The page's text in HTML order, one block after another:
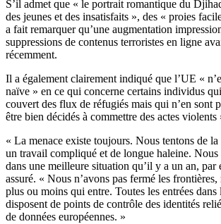
S’il admet que « le portrait romantique du
des jeunes et des insatisfaits », des « proies
a fait remarquer qu’une augmentation
suppressions de contenus terroristes en ligne
récemment.
Il a également clairement indiqué que l’UE «
naïve » en ce qui concerne certains individus
couvert des flux de réfugiés mais qui n’en sont
être bien décidés à commettre des actes violents
« La menace existe toujours. Nous tentons de la
un travail compliqué et de longue haleine. Nous
dans une meilleure situation qu’il y a un an, par
assuré. « Nous n’avons pas fermé les
plus ou moins qui entre. Toutes les entrées dans
disposent de points de contrôle des identités
de données européennes. »